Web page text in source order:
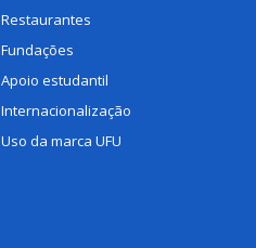
Restaurantes
Fundações
Apoio estudantil
Internacionalização
Uso da marca UFU